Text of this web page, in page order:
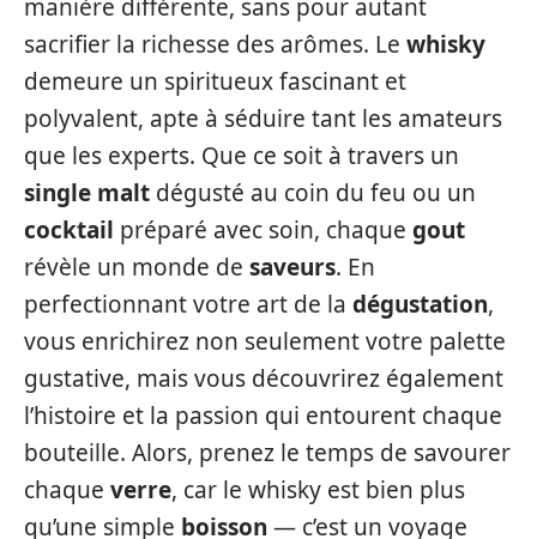
manière différente, sans pour autant
sacrifier la richesse des arômes. Le whisky
demeure un spiritueux fascinant et
polyvalent, apte à séduire tant les amateurs
que les experts. Que ce soit à travers un
single malt dégusté au coin du feu ou un
cocktail préparé avec soin, chaque gout
révèle un monde de saveurs. En
perfectionnant votre art de la dégustation,
vous enrichirez non seulement votre palette
gustative, mais vous découvrirez également
l’histoire et la passion qui entourent chaque
bouteille. Alors, prenez le temps de savourer
chaque verre, car le whisky est bien plus
qu’une simple boisson — c’est un voyage